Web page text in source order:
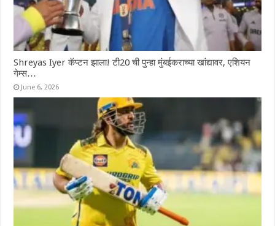
Shreyas Iyer कॅप्टन झाला! टी20 ची पुन्हा मुंबईकराच्या खांद्यावर, एशियन
गेम्स…
June 6, 2026